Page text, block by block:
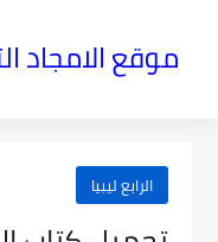
موقع الامجاد
الرابع ليبيا